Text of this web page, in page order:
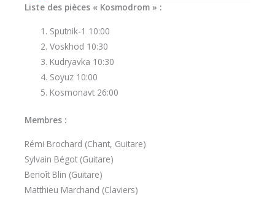
Liste des pièces « Kosmodrom » :
Sputnik-1 10:00
Voskhod 10:30
Kudryavka 10:30
Soyuz 10:00
Kosmonavt 26:00
Membres :
Rémi Brochard (Chant, Guitare)
Sylvain Bégot (Guitare)
Benoît Blin (Guitare)
Matthieu Marchand (Claviers)